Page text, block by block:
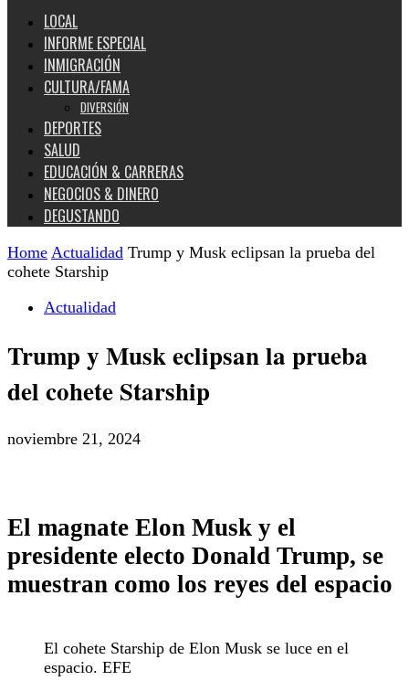
LOCAL
INFORME ESPECIAL
INMIGRACIÓN
CULTURA/FAMA
DIVERSIÓN
DEPORTES
SALUD
EDUCACIÓN & CARRERAS
NEGOCIOS & DINERO
DEGUSTANDO
Home Actualidad Trump y Musk eclipsan la prueba del
cohete Starship
Actualidad
Trump y Musk eclipsan la prueba
del cohete Starship
noviembre 21, 2024
El magnate Elon Musk y el
presidente electo Donald Trump, se
muestran como los reyes del espacio
El cohete Starship de Elon Musk se luce en el
espacio. EFE